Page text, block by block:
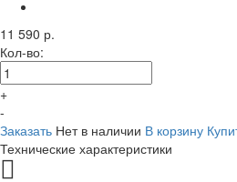
11 590 р.
Кол-во:
+
-
Заказать Нет в наличии В корзину
Технические характеристики